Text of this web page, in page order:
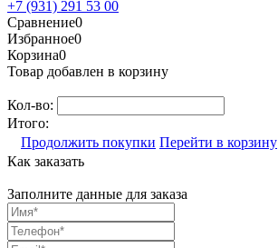
+7 (931) 291 53 00
Сравнение0
Избранное0
Корзина0
Товар добавлен в корзину
Кол-во:
Итого:
Продолжить покупки Перейти в корзину
Как заказать
Заполните данные для заказа